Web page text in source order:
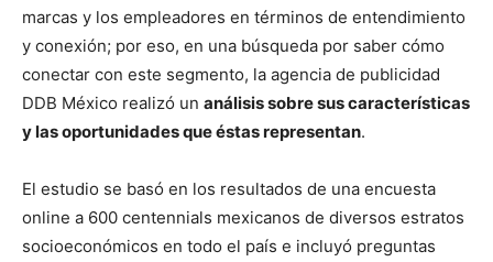
marcas y los empleadores en términos de entendimiento
y conexión; por eso, en una búsqueda por saber cómo
conectar con este segmento, la agencia de publicidad
DDB México realizó un análisis sobre sus características
y las oportunidades que éstas representan.
El estudio se basó en los resultados de una encuesta
online a 600 centennials mexicanos de diversos estratos
socioeconómicos en todo el país e incluyó preguntas